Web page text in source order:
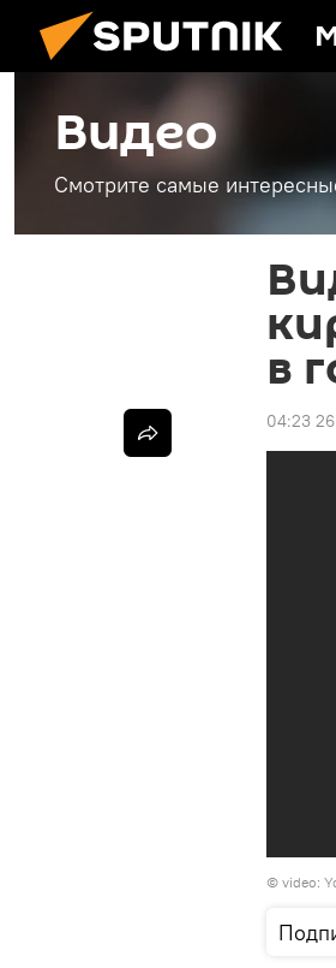
Видео
Смотрите самые
в
04:23
© video: